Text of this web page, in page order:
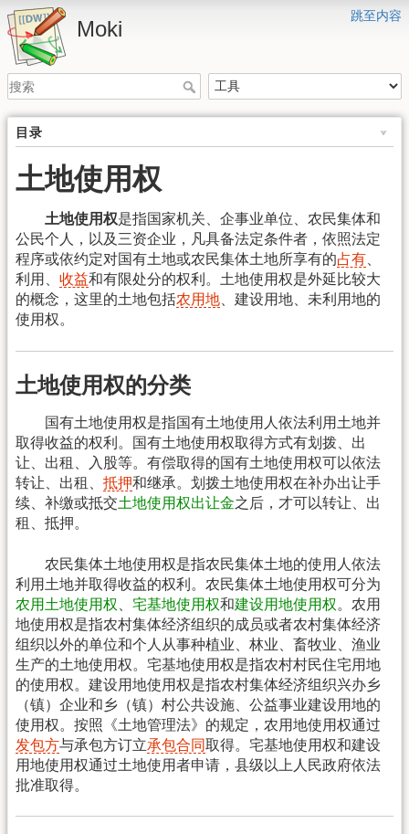
跳至内容
Moki
目录
土地使用权
土地使用权是指国家机关、企事业单位、农民集体和
公民个人，以及三资企业，凡具备法定条件者，依照法定
程序或依约定对国有土地或农民集体土地所享有的占有
利用、 收益和有限处分的权利。土地使用权是外延比较大
的概念，这里的土地包括农用地 、建设用地、未利用地的
使用权。
土地使用权的分类
国有土地使用权是指国有土地使用人依法利用土地并
取得收益的权利。国有土地使用权取得方式有划拨、出
让、出租、入股等。有偿取得的国有土地使用权可以依法
转让、出租、 抵押和继承。划拨土地使用权在补办出让手
续、补缴或抵交土地使用权出让金之后，才可以转让、出
租、抵押。
农民集体土地使用权是指农民集体土地的使用人依法
利用土地并取得收益的权利。农民集体土地使用权可分为
农用土地使用权
宅基地使用权和建设用地使用权。农用
地使用权是指农村集体经济组织的成员或者农村集体经济
组织以外的单位和个人从事种植业、林业、畜牧业、渔业
生产的土地使用权。宅基地使用权是指农村村民住宅用地
的使用权。建设用地使用权是指农村集体经济组织兴办乡
（镇）企业和乡（镇）村公共设施、公益事业建设用地的
使用权。按照《土地管理法》的规定，农用地使用权通过
发包方与承包方订立承包合同取得。宅基地使用权和建设
用地使用权通过土地使用者申请，县级以上人民政府依法
批准取得。